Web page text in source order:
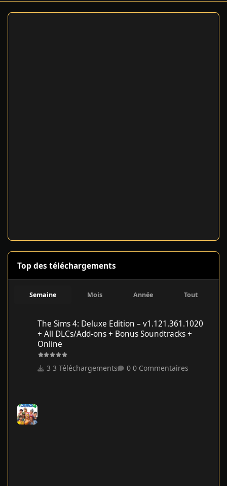
Top des téléchargements
Semaine Mois Année Tout
The Sims 4: Deluxe Edition – v1.121.361.1020
+ All DLCs/Add-ons + Bonus Soundtracks +
Online
3 Téléchargements 0 Commentaires